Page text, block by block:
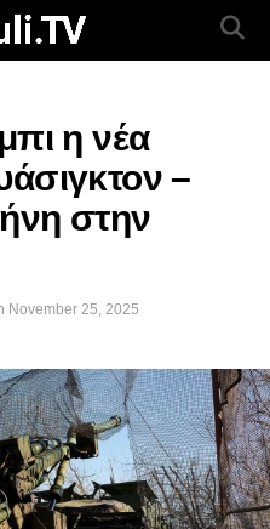
η νέα
–
στην
November 25, 2025